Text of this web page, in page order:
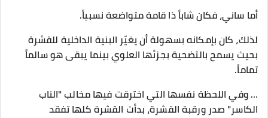
أما ساني، فكان شاباً ذا قامة متواضعة نسبياً.
لذلك، كان بإمكانه بسهولة أن يغيّر البنية الداخلية للقشرة
بحيث يسمح بالتضحية بجزئها العلوي بينما يبقى هو سالماً
تماماً.
… وفي اللحظة نفسها التي اخترقت فيها مخالب "الناب
الكاسر" صدر ورقبة القشرة، بدأت القشرة كلها تفقد